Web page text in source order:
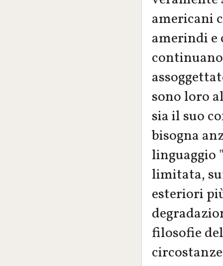
americani
amerindi e
sono loro
sia il suo
bisogna
linguaggio
limitata,
esteriori
filosofie